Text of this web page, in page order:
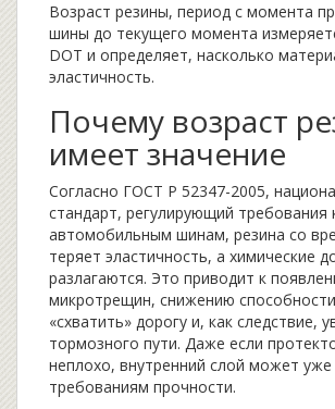
Возраст резины, период с момента
шины до текущего момента
DOT и определяет, насколько
эластичность.
Почему возраст
имеет значение
Согласно ГОСТ Р 52347-2005,
стандарт, регулирующий требования
автомобильным шинам, резина со
теряет эластичность, а химические
разлагаются. Это приводит к
микротрещин, снижению
«схватить» дорогу и, как следствие,
тормозного пути. Даже если
неплохо, внутренний слой может уже
требованиям прочности.